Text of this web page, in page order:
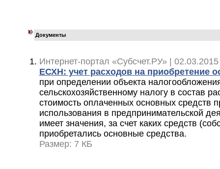
Документы
Интернет-портал «Субсчет.РУ» |
ЕСХН: учет расходов на приобретение
при определении объекта
сельскохозяйственному налогу в состав
стоимость оплаченных основных средств
использования в предпринимательской
имеет значения, за счет каких средств
приобретались основные средства.
Размер: 7 КБ